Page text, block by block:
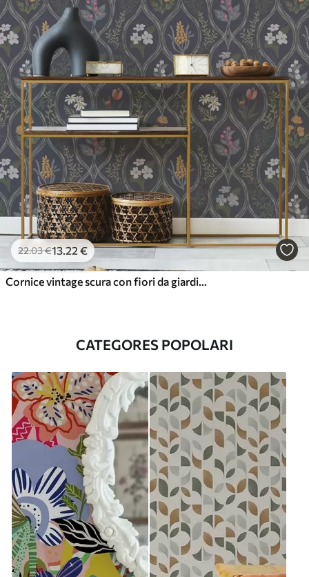
22.03€13.22€
Cornice vintage scura con fiori da giardino colorati
CATEGORES POPOLARI